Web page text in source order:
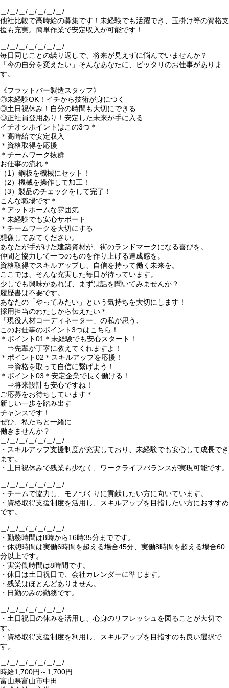
＿/＿/＿/＿/＿/＿/＿/
他社比較で高時給の募集です！未経験でも活躍でき、玉掛け等の資格支
援も充実。簡単作業で安定収入が可能です！
＿/＿/＿/＿/＿/＿/＿/
毎日同じことの繰り返しで、将来が見えずに悩んでいませんか？
「今の自分を変えたい」そんなあなたに、ピッタリのお仕事がありま
す。
《フラットバー製造スタッフ》
◎未経験OK！イチから技術が身につく
◎土日祝休み！自分の時間も大切にできる
◎正社員登用あり！安定した未来が手に入る
イチオシポイントはこの3つ＊
＊高時給で安定収入
＊資格取得を応援
＊チームワーク抜群
お仕事の流れ＊
（1）鋼板を機械にセット！
（2）機械を操作して加工！
（3）製品のチェックをして完了！
こんな職場です＊
＊アットホームな雰囲気
＊未経験でも安心サポート
＊チームワークを大切にする
想像してみてください。
あなたが手がけた建築資材が、街のランドマークになる喜びを。
仲間と協力して一つのものを作り上げる達成感を。
資格取得でスキルアップし、自信を持って働く未来を。
ここでは、そんな充実した毎日が待っています。
少しでも興味があれば、まずは話を聞いてみませんか？
履歴書は不要です。
あなたの「やってみたい」という気持ちを大切にします！
採用担当のわたしから伝えたい＊
「現役人材コーディネーター」の私が思う、
このお仕事のポイント3つはこちら！
＊ポイント01＊未経験でも安心スタート！
⇒先輩が丁寧に教えてくれますよ！
＊ポイント02＊スキルアップを応援！
⇒資格を取って自信に繋げよう！
＊ポイント03＊安定企業で長く働ける！
⇒将来設計も安心ですね！
ご応募をお待ちしています＊
新しい一歩を踏み出す
チャンスです！
ぜひ、私たちと一緒に
働きませんか？
＿/＿/＿/＿/＿/＿/＿/
・スキルアップ支援制度が充実しており、未経験でも安心して成長でき
ます。
・土日祝休みで残業も少なく、ワークライフバランスが実現可能です。
＿/＿/＿/＿/＿/＿/＿/
・チームで協力し、モノづくりに貢献したい方に向いています。
・資格取得支援制度を活用し、スキルアップを目指したい方におすすめ
です。
＿/＿/＿/＿/＿/＿/＿/
・勤務時間は8時から16時35分までです。
・休憩時間は実働6時間を超える場合45分、実働8時間を超える場合60
分以上です。
・実労働時間は8時間です。
・休日は土日祝日で、会社カレンダーに準じます。
・残業はほとんどありません。
・日勤のみの勤務です。
＿/＿/＿/＿/＿/＿/＿/
・土日祝日の休みを活用し、心身のリフレッシュを図ることが大切で
す。
・資格取得支援制度を利用し、スキルアップを目指すのも良い選択で
す。
＿/＿/＿/＿/＿/＿/＿/
時給1,700円～1,700円
富山県富山市中田